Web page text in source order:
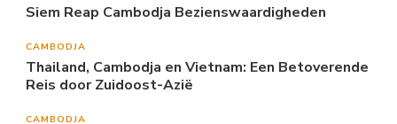
Siem Reap Cambodja Bezienswaardigheden
CAMBODJA
Thailand, Cambodja en Vietnam: Een Betoverende
Reis door Zuidoost-Azië
CAMBODJA